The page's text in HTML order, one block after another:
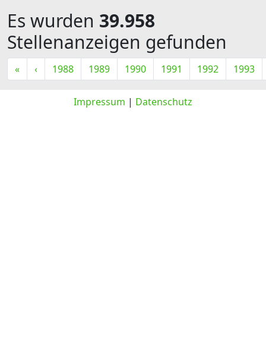
Es wurden 39.958
Stellenanzeigen gefunden
« ‹ 1988 1989 1990 1991 1992 1993
Impressum | Datenschutz